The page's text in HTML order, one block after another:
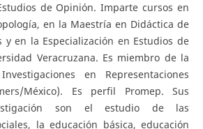
de Opinión. Imparte cursos en
en la Maestría en Didáctica de
y en la Especialización en Estudios de
Veracruzana. Es miembro de la
en Representaciones
México). Es perfil Promep. Sus
son el estudio de las
la educación básica, educación